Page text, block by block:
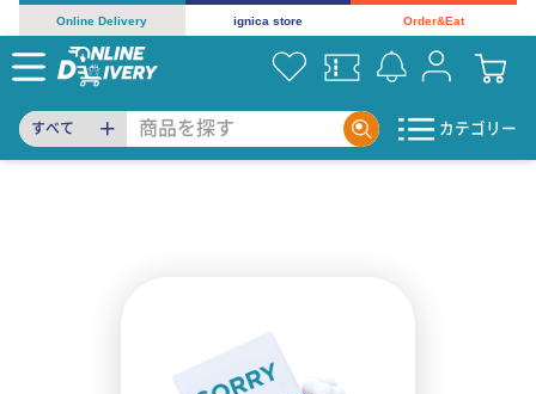
Online Delivery ignica store Order&Eat
すべて カテゴリー